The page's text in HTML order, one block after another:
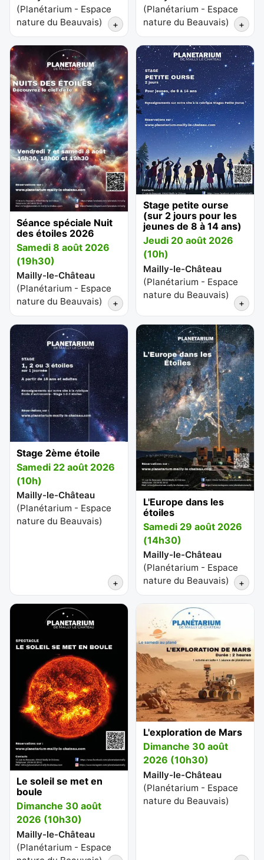
(Planétarium - Espace
nature du Beauvais) +
(Planétarium - Espace
nature du Beauvais) +
Séance spéciale Nuit
des étoiles 2026
Samedi 8 août 2026
(19h30)
Mailly-le-Château
(Planétarium - Espace
nature du Beauvais) +
Stage petite ourse
(sur 2 jours pour les
jeunes de 8 à 14 ans)
Jeudi 20 août 2026
(10h)
Mailly-le-Château
(Planétarium - Espace
nature du Beauvais)
+
Stage 2ème étoile
Samedi 22 août 2026
(10h)
Mailly-le-Château
(Planétarium - Espace
nature du Beauvais)
+
L'Europe dans les
étoiles
Samedi 29 août 2026
(14h30)
Mailly-le-Château
(Planétarium - Espace
nature du Beauvais) +
Le soleil se met en
boule
Dimanche 30 août
2026 (10h30)
Mailly-le-Château
(Planétarium - Espace
L'exploration de Mars
Dimanche 30 août
2026 (10h30)
Mailly-le-Château
(Planétarium - Espace
nature du Beauvais)